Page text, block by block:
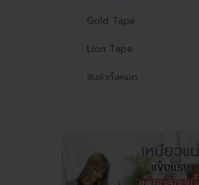
Gold Tape
Lion Tape
สินค้าทั้งหมด